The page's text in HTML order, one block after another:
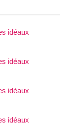
idéaux
idéaux
idéaux
idéaux